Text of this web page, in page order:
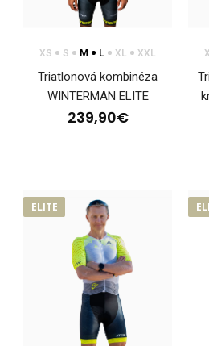
ELITEMinimalistický čierno-
XS S M L XL XXL
Triatlonová kombinéza
WINTERMAN ELITE
239,90€
ELITE